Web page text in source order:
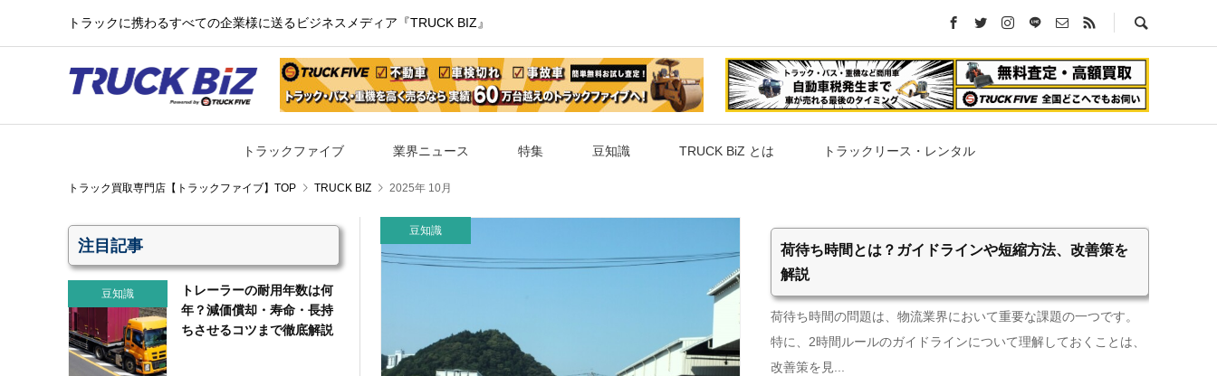
トラックに携わるすべての企業様に送るビジネスメディア『TRUCK BIZ』
トラックファイブ 業界ニュース 特集 豆知識 TRUCK BiZ とは トラックリース・レンタル
TRUCK BIZ 2025年 10月
豆知識
荷待ち時間とは？ガイドラインや短縮方法、改善策を
解説
荷待ち時間の問題は、物流業界において重要な課題の一つです。
特に、2時間ルールのガイドラインについて理解しておくことは、
改善策を見...
注目記事
豆知識
トレーラーの耐用年数は何
年？減価償却・寿命・長持
ちさせるコツまで徹底解説